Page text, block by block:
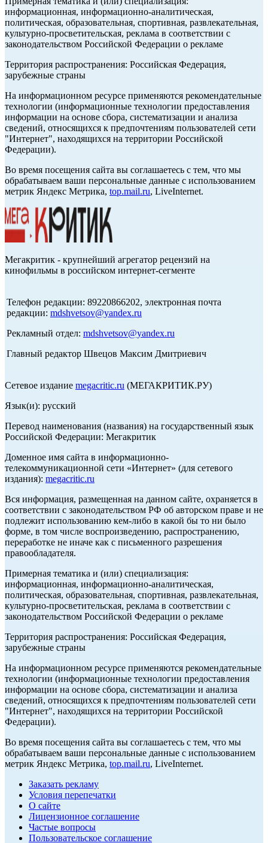
информационная, информационно-аналитическая,
политическая, образовательная, спортивная, развлекательная,
культурно-просветительская, реклама в соответствии с
законодательством Российской Федерации о рекламе
Территория распространения: Российская Федерация,
зарубежные страны
На информационном ресурсе применяются рекомендательные
технологии (информационные технологии предоставления
информации на основе сбора, систематизации и анализа
сведений, относящихся к предпочтениям пользователей сети
"Интернет", находящихся на территории Российской
Федерации).
Во время посещения сайта вы соглашаетесь с тем, что мы
обрабатываем ваши персональные данные с использованием
метрик Яндекс Метрика, top.mail.ru, LiveInternet.
Мегакритик - крупнейший агрегатор рецензий на
кинофильмы в российском интернет-сегменте
Телефон редакции: 89220866202, электронная почта
редакции: mdshvetsov@yandex.ru
Рекламный отдел: mdshvetsov@yandex.ru
Главный редактор Швецов Максим Дмитриевич
Сетевое издание megacritic.ru (МЕГАКРИТИК.РУ)
Язык(и): русский
Перевод наименования (названия) на государственный язык
Российской Федерации: Мегакритик
Доменное имя сайта в информационно-
телекоммуникационной сети «Интернет» (для сетевого
издания): megacritic.ru
Вся информация, размещенная на данном сайте, охраняется в
соответствии с законодательством РФ об авторском праве и не
подлежит использованию кем-либо в какой бы то ни было
форме, в том числе воспроизведению, распространению,
переработке не иначе как с письменного разрешения
правообладателя.
Примерная тематика и (или) специализация:
информационная, информационно-аналитическая,
политическая, образовательная, спортивная, развлекательная,
культурно-просветительская, реклама в соответствии с
законодательством Российской Федерации о рекламе
Территория распространения: Российская Федерация,
зарубежные страны
На информационном ресурсе применяются рекомендательные
технологии (информационные технологии предоставления
информации на основе сбора, систематизации и анализа
сведений, относящихся к предпочтениям пользователей сети
"Интернет", находящихся на территории Российской
Федерации).
Во время посещения сайта вы соглашаетесь с тем, что мы
обрабатываем ваши персональные данные с использованием
метрик Яндекс Метрика, top.mail.ru, LiveInternet.
Заказать рекламу
Условия перепечатки
О сайте
Лицензионное соглашение
Частые вопросы
Пользовательское соглашение